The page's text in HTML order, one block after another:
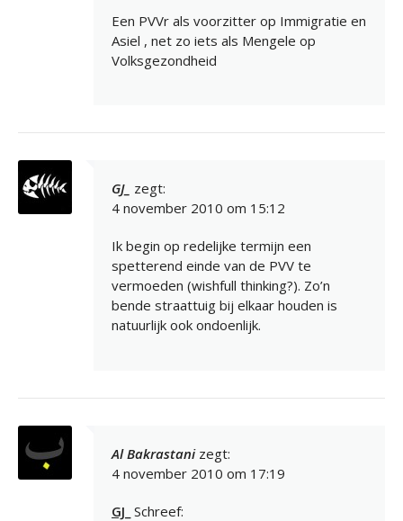
Een PVVr als voorzitter op Immigratie en
Asiel , net zo iets als Mengele op
Volksgezondheid
GJ_ zegt:
4 november 2010 om 15:12
Ik begin op redelijke termijn een
spetterend einde van de PVV te
vermoeden (wishfull thinking?). Zo’n
bende straattuig bij elkaar houden is
natuurlijk ook ondoenlijk.
Al Bakrastani zegt:
4 november 2010 om 17:19
GJ_ Schreef: